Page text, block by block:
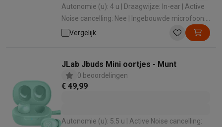
Autonomie (u): 4 u | Draagwijze: In-ear | Active
Noise cancelling: Nee | Ingebouwde microfoon:
JaVergelijk
JLab Jbuds Mini oortjes - Munt
0 beoordelingen
€ 49,99
Autonomie (u): 5.5 u | Active Noise cancelling: